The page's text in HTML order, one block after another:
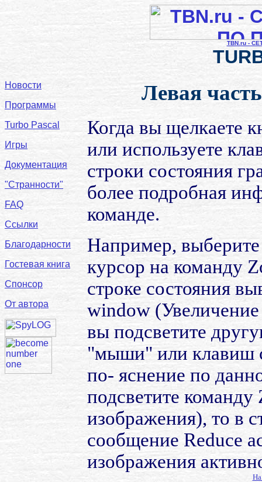
TBN.ru -
Новости
Программы
Turbo Pascal
Игры
Документация
"Странности"
FAQ
Ссылки
Благодарности
Гостевая книга
Спонсор
От автора
Левая
Когда вы щелкаете
или используете
строки состояния
более подробная
команде.
Например,
курсор на команду
строке состояния
window (Увеличение
вы подсветите
"мыши" или клавиш
по- яснение по
подсветите
изображения), то в
сообщение Reduce
изображения